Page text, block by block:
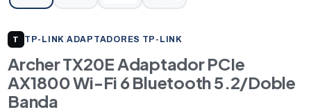
T TP-LINK |ADAPTADORES TP-LINK
Archer TX20E Adaptador PCIe
AX1800 Wi-Fi 6 Bluetooth 5.2/Doble
Banda